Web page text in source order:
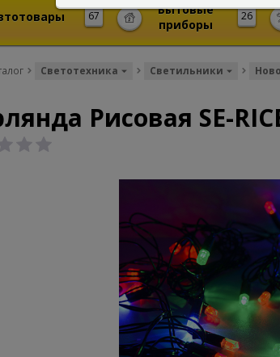
67 26
Бытовые
приборы
Светотехника Светильники
Рисовая SE-